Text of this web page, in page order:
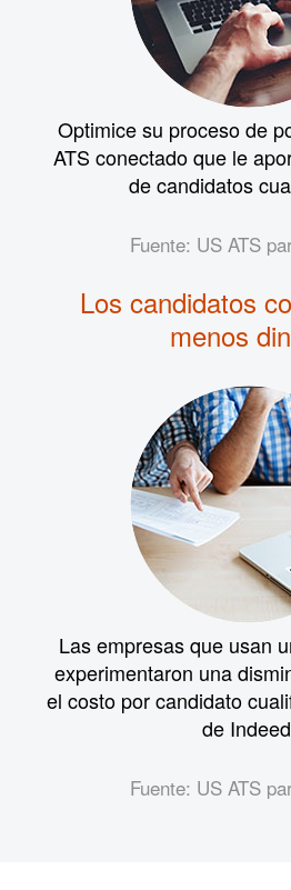
Optimice su proceso de
ATS conectado que le
de candidatos
Fuente: US ATS
Los candidatos
menos
Las empresas que usan
experimentaron una
el costo por candidato
de
Fuente: US ATS